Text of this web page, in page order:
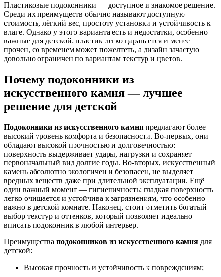
Пластиковые подоконники — доступное и знакомое решение.
Среди их преимуществ обычно называют доступную
стоимость, лёгкий вес, простоту установки и устойчивость к
влаге. Однако у этого варианта есть и недостатки, особенно
важные для детской: пластик легко царапается и менее
прочен, со временем может пожелтеть, а дизайн зачастую
довольно ограничен по вариантам текстур и цветов.
Почему подоконники из
искусственного камня — лучшее
решение для детской
Подоконники из искусственного камня предлагают более
высокий уровень комфорта и безопасности. Во-первых, они
обладают высокой прочностью и долговечностью:
поверхность выдерживает удары, нагрузки и сохраняет
первоначальный вид долгие годы. Во-вторых, искусственный
камень абсолютно экологичен и безопасен, не выделяет
вредных веществ даже при длительной эксплуатации. Ещё
один важный момент — гигиеничность: гладкая поверхность
легко очищается и устойчива к загрязнениям, что особенно
важно в детской комнате. Наконец, стоит отметить богатый
выбор текстур и оттенков, который позволяет идеально
вписать подоконник в любой интерьер.
Преимущества подоконников из искусственного камня для
детской:
Высокая прочность и устойчивость к повреждениям;